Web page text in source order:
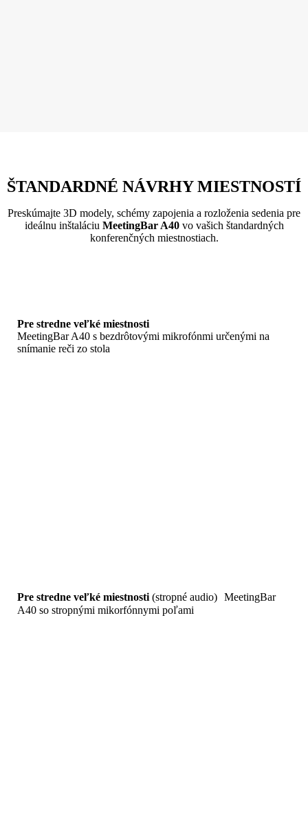
ŠTANDARDNÉ NÁVRHY MIESTNOSTÍ
Preskúmajte 3D modely, schémy zapojenia a rozloženia sedenia pre
ideálnu inštaláciu MeetingBar A40vo vašich štandardných
konferenčných miestnostiach.
Pre stredne veľké miestnosti
MeetingBar A40 s bezdrôtovými mikrofónmi určenými na
snímanie reči zo stola
Pre stredne veľké miestnosti (stropné audio) MeetingBar
A40 so stropnými mikorfónnymi poľami